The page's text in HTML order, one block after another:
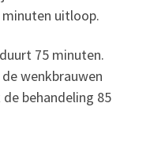
uitloop.
75 minuten.
wenkbrauwen
behandeling 85